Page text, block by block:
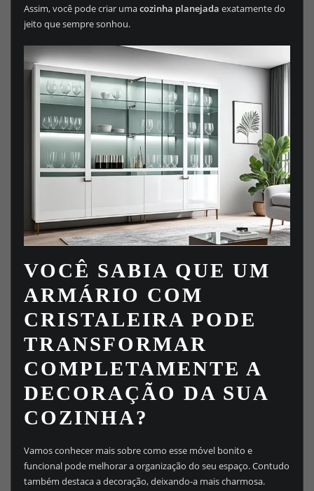
Assim, você pode criar umacozinha planejada exatamente do
jeito que sempre sonhou.
VOCÊ SABIA QUE UM
ARMÁRIO COM
CRISTALEIRA PODE
TRANSFORMAR
COMPLETAMENTE A
DECORAÇÃO DA SUA
COZINHA?
Vamos conhecer mais sobre como esse móvel bonito e
funcional pode melhorar a organização do seu espaço. Contudo
também destaca a decoração, deixando-a mais charmosa.